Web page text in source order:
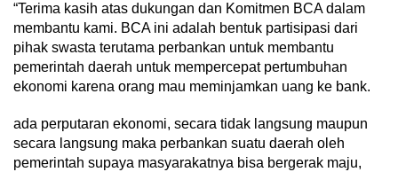
“Terima kasih atas dukungan dan Komitmen BCA dalam
membantu kami. BCA ini adalah bentuk partisipasi dari
pihak swasta terutama perbankan untuk membantu
pemerintah daerah untuk mempercepat pertumbuhan
ekonomi karena orang mau meminjamkan uang ke bank.
ada perputaran ekonomi, secara tidak langsung maupun
secara langsung maka perbankan suatu daerah oleh
pemerintah supaya masyarakatnya bisa bergerak maju,